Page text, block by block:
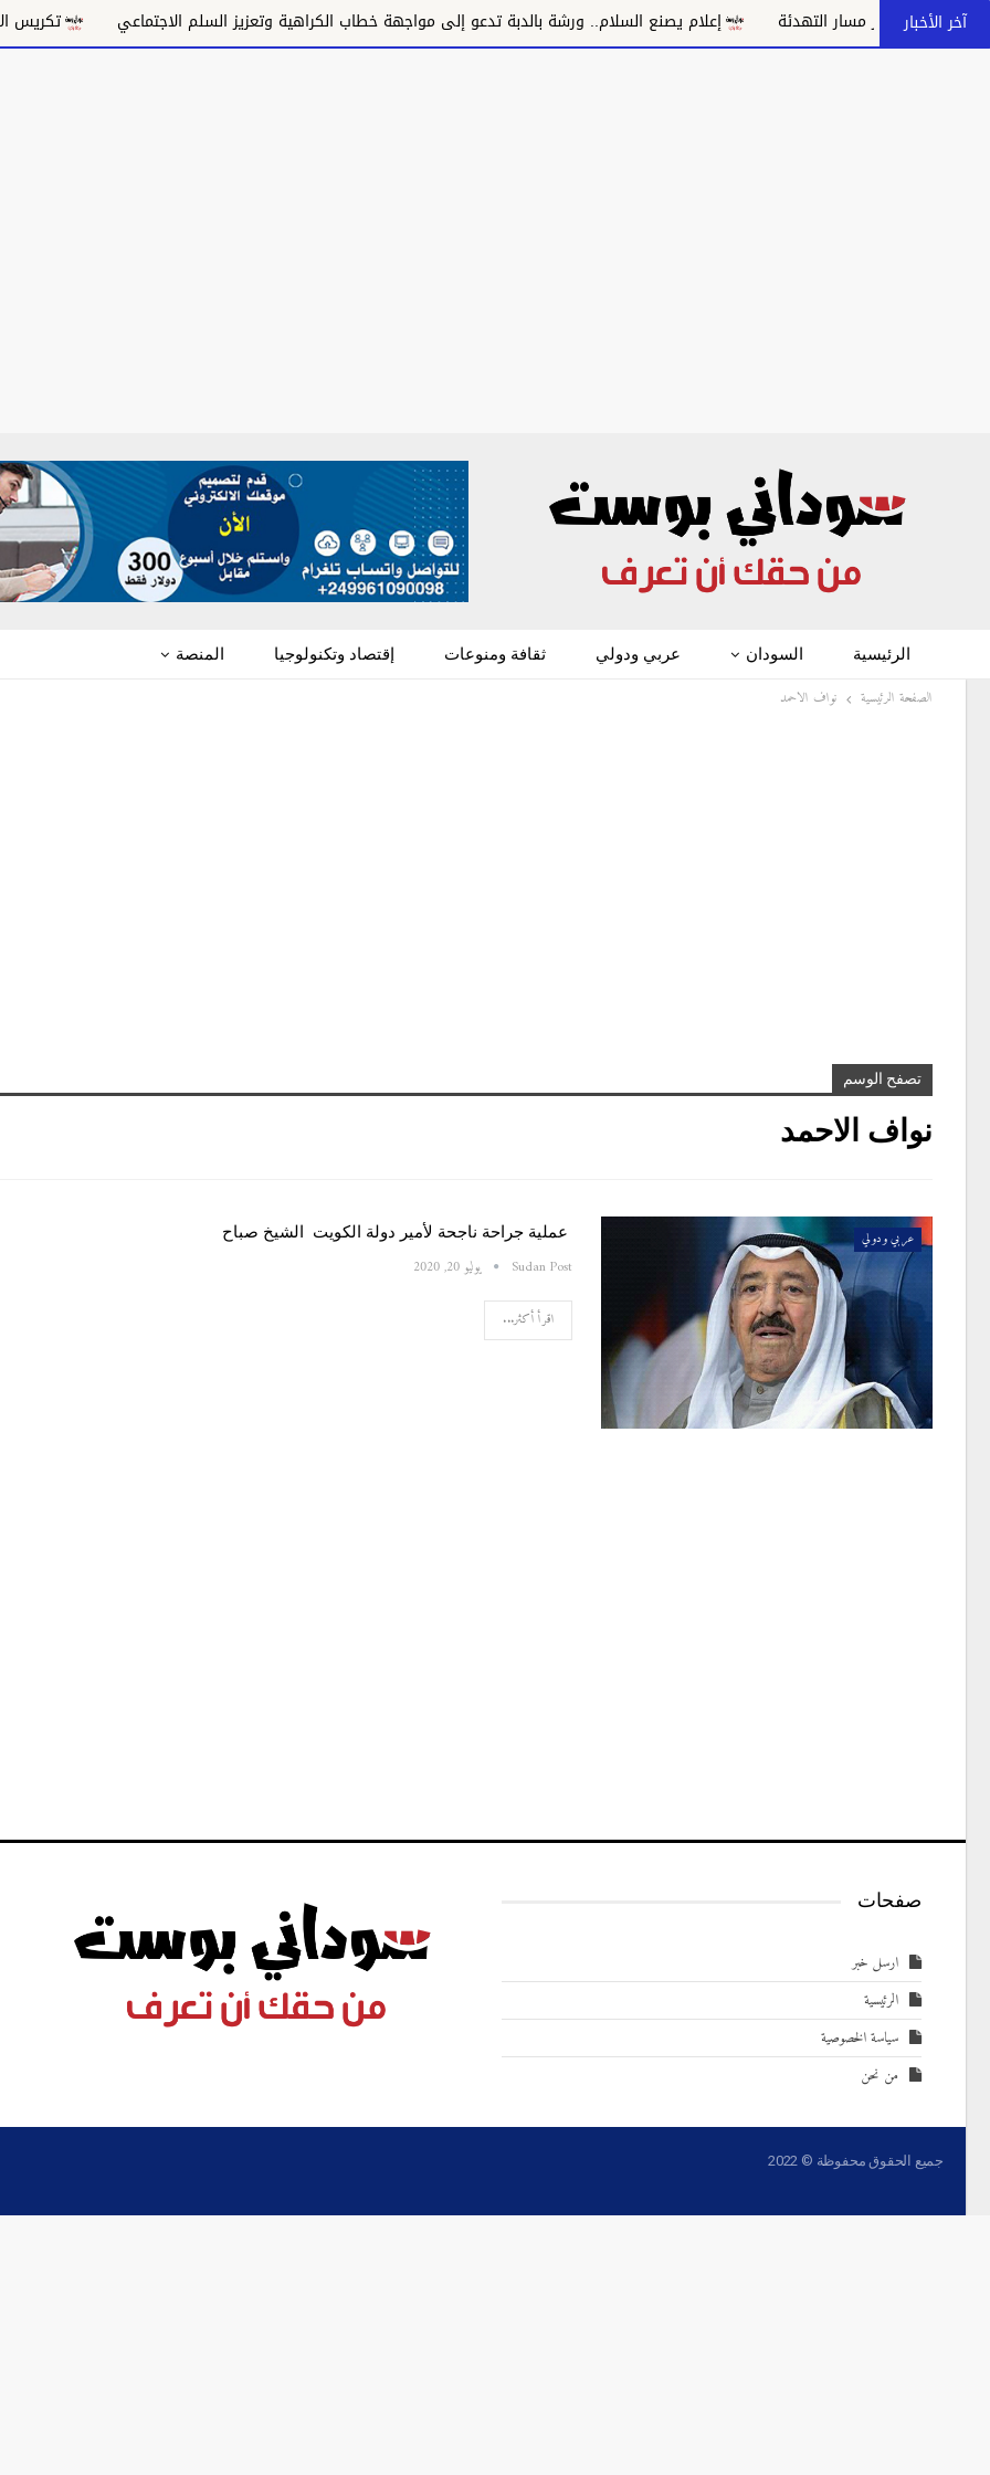
آخر الأخبار
بانهيار مسار التهدئة إعلام يصنع السلام.. ورشة بالدبة تدعو إلى مواجهة خطاب الكراهية وتعزيز السلم الاجتماعي تكريس الاحتلال
الرئيسية السودان عربي ودولي ثقافة ومنوعات إقتصاد وتكنولوجيا المنصة
الصفحة الرئيسية نواف الاحمد
تصفح الوسم
نواف الاحمد
عربي ودولي عملية جراحة ناجحة لأمير دولة الكويت الشيخ صباح
Sudan Post يوليو 20, 2020
اقرأ أكثر...
صفحات
ارسل خبر
الرئيسية
سياسة الخصوصية
من نحن
جميع الحقوق محفوظة © 2022